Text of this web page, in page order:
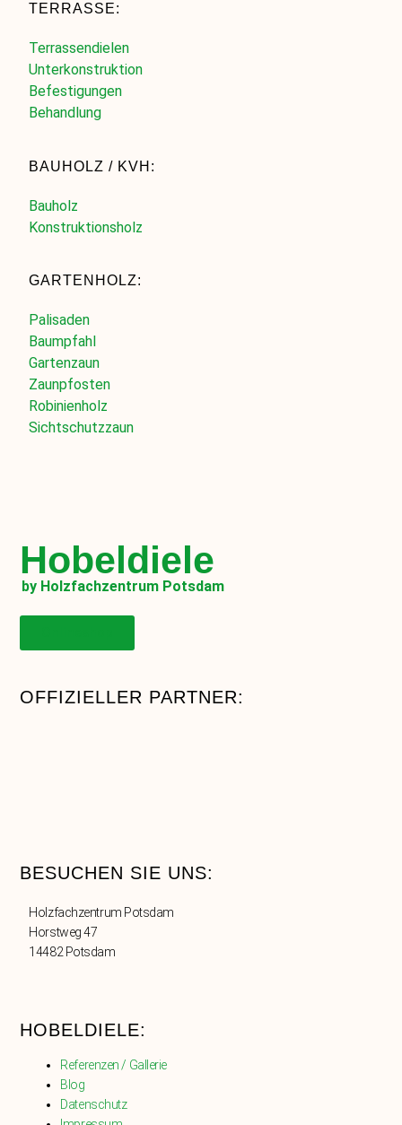
TERRASSE:
Terrassendielen
Unterkonstruktion
Befestigungen
Behandlung
BAUHOLZ / KVH:
Bauholz
Konstruktionsholz
GARTENHOLZ:
Palisaden
Baumpfahl
Gartenzaun
Zaunpfosten
Robinienholz
Sichtschutzzaun
Hobeldiele
by Holzfachzentrum Potsdam
OFFIZIELLER PARTNER:
BESUCHEN SIE UNS:
Holzfachzentrum Potsdam
Horstweg 47
14482 Potsdam
HOBELDIELE:
Referenzen / Gallerie
Blog
Datenschutz